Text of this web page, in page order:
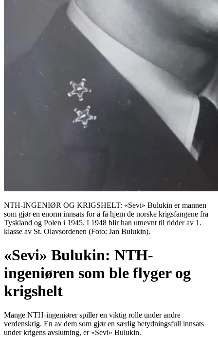
NTH-INGENIØR OG KRIGSHELT: «Sevi» Bulukin er mannen
som gjør en enorm innsats for å få hjem de norske krigsfangene fra
Tyskland og Polen i 1945. I 1948 blir han utnevnt til ridder av 1.
klasse av St. Olavsordenen (Foto: Jan Bulukin).
«Sevi» Bulukin: NTH-
ingeniøren som ble flyger og
krigshelt
Mange NTH-ingeniører spiller en viktig rolle under andre
verdenskrig. En av dem som gjør en særlig betydningsfull innsats
under krigens avslutning, er «Sevi» Bulukin.